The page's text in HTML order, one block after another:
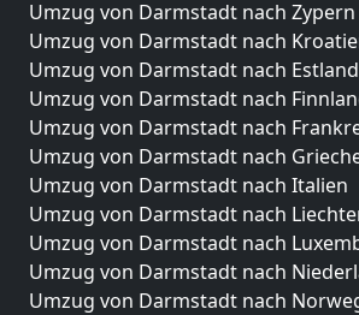
Umzug von Darmstadt nach Zypern
Umzug von Darmstadt nach
Umzug von Darmstadt nach Estland
Umzug von Darmstadt nach
Umzug von Darmstadt nach
Umzug von Darmstadt nach
Umzug von Darmstadt nach Italien
Umzug von Darmstadt nach
Umzug von Darmstadt nach
Umzug von Darmstadt nach
Umzug von Darmstadt nach